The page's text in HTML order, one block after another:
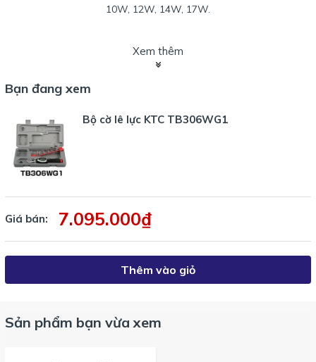
10W, 12W, 14W, 17W.
Hình ảnh sản phẩm bộ cờ lê cân lực điện tử KTC TB306WG1
Với hộp đựng không có đầu khẩu và thanh giữ đi kèm thì bộ này
có mã sốGEK060-R3-L
Xem thêm
Bạn đang xem
Bộ cờ lê lực KTC TB306WG1
Giá bán: 7.095.000₫
Thêm vào giỏ
Sản phẩm bạn vừa xem